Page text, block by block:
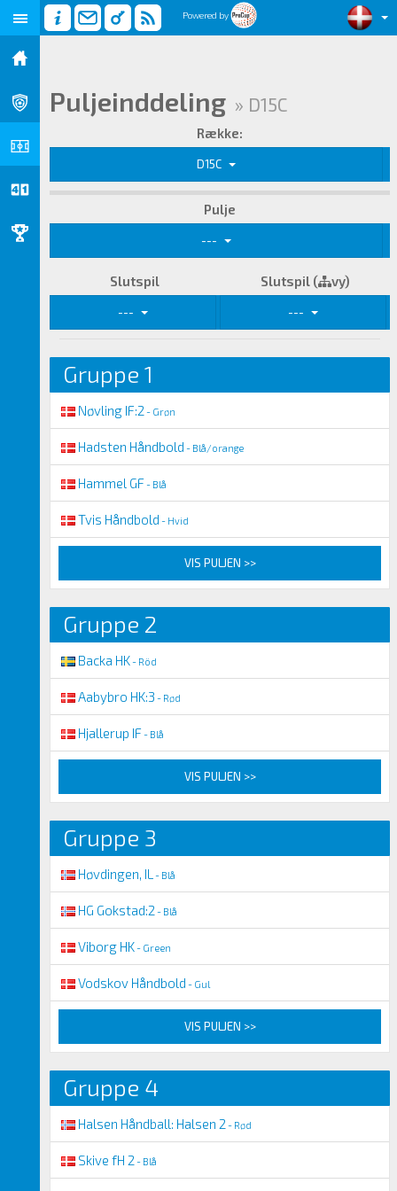
Powered by
Puljeinddeling » D15C
Række:
D15C
Pulje
---
Slutspil Slutspil ( vy)
--- ---
Gruppe 1
Nøvling IF:2 - Grøn
Hadsten Håndbold - Blå/orange
Hammel GF- Blå
Tvis Håndbold - Hvid
VIS PULJEN >>
Gruppe 2
Backa HK- Röd
Aabybro HK:3 - Rød
Hjallerup IF- Blå
VIS PULJEN >>
Gruppe 3
Høvdingen, IL - Blå
HG Gokstad:2 - Blå
Viborg HK- Green
Vodskov Håndbold - Gul
VIS PULJEN >>
Gruppe 4
Halsen Håndball: Halsen 2 - Rød
Skive fH 2 - Blå